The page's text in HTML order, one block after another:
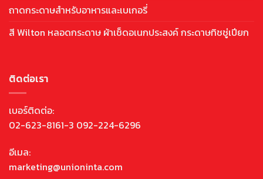
ถาดกระดาษสำหรับอาหารและเบเกอรี่
สี Wilton หลอดกระดาษ ผ้าเช็ดอเนกประสงค์ กระดาษทิชชู่เปียก
ติดต่อเรา
เบอร์ติดต่อ:
02-623-8161-3 092-224-6296
อีเมล:
marketing@unioninta.com